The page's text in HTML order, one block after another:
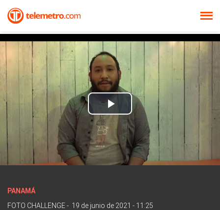
Play
Video
PANAMÁ
FOTO CHALLENGE- 19 de junio de 2021 - 11:25